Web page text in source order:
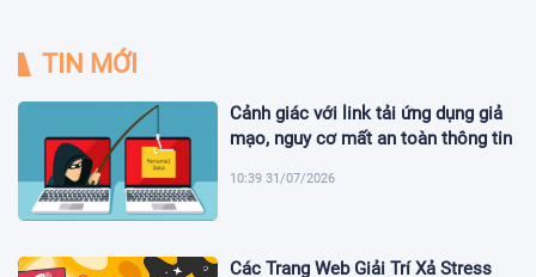
TIN MỚI
Cảnh giác với link tải ứng dụng giả
mạo, nguy cơ mất an toàn thông tin
10:39 31/07/2026
Các Trang Web Giải Trí Xả Stress